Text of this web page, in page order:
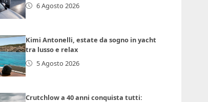
6 Agosto 2026
Kimi Antonelli, estate da sogno in yacht
tra lusso e relax
5 Agosto 2026
Crutchlow a 40 anni conquista tutti: